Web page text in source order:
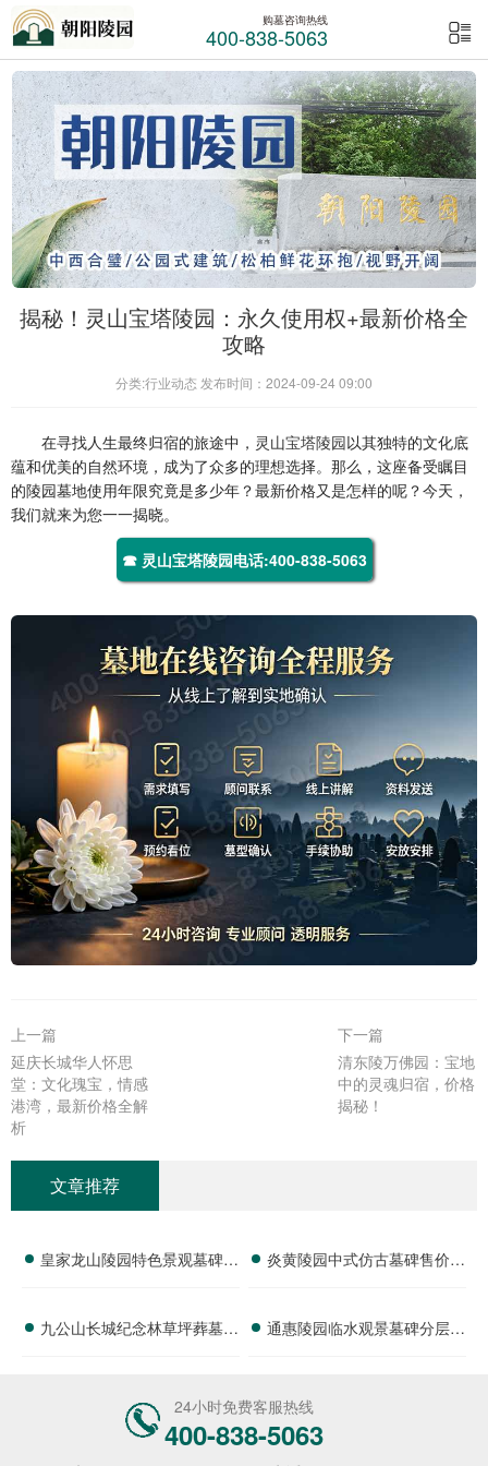
购墓咨询热线
400-838-5063
揭秘！灵山宝塔陵园：永久使用权+最新价格全
攻略
分类:行业动态 发布时间：2024-09-24 09:00
在寻找人生最终归宿的旅途中， 灵山宝塔陵园以其独特的文化底
蕴和优美的自然环境，成为了众多的理想选择。那么，这座备受瞩目
的陵园墓地使用年限究竟是多少年？最新价格又是怎样的呢？今天，
我们就来为您一一揭晓。
☎ 灵山宝塔陵园电话:400-838-5063
上一篇
延庆长城华人怀思
堂：文化瑰宝，情感
港湾，最新价格全解
析
下一篇
清东陵万佛园：宝地
中的灵魂归宿，价格
揭秘！
文章推荐
皇家龙山陵园特色景观墓碑完
详解
炎黄陵园中式仿古墓碑售价解
惠活动详解
九公山长城纪念林草坪葬墓碑
通惠陵园临水观景墓碑分层报
24小时免费客服热线
400-838-5063